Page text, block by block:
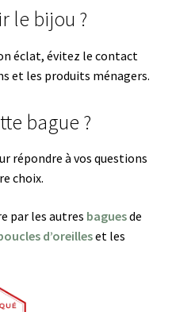
le bijou ?
éclat, évitez le contact
et les produits ménagers.
bague ?
répondre à vos questions
choix.
par les autres baguesde
d’oreilleset les